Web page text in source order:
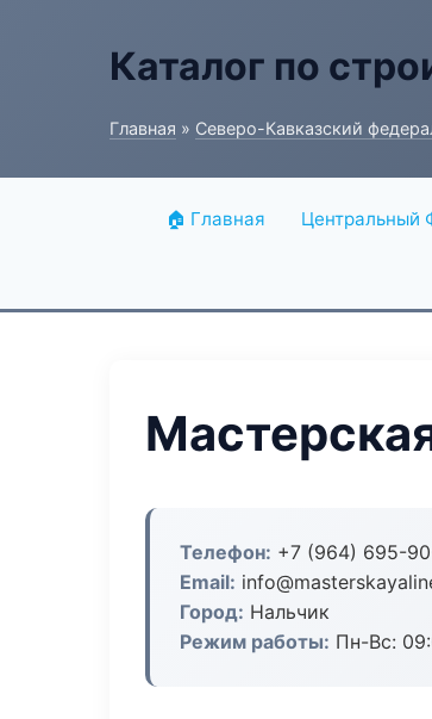
Каталог по
Главная » Северо-Кавказский
🏠 Главная Центральный
Телефон: +7 (964) 695-
Email:
Город: Нальчик
Режим работы: Пн-Вс: